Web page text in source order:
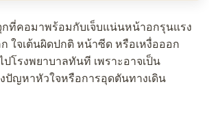
กที่คอมาพร้อมกับเจ็บแน่นหน้าอกรุนแรง
ใจเต้นผิดปกติ หน้าซีด หรือเหงื่อออก
ปโรงพยาบาลทันที เพราะอาจเป็น
ญหาหัวใจหรือการอุดตันทางเดิน